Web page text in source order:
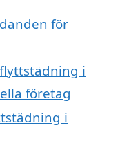
för
i
företag
i